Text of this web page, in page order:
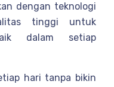
dengan teknologi
tinggi untuk
dalam setiap
hari tanpa bikin